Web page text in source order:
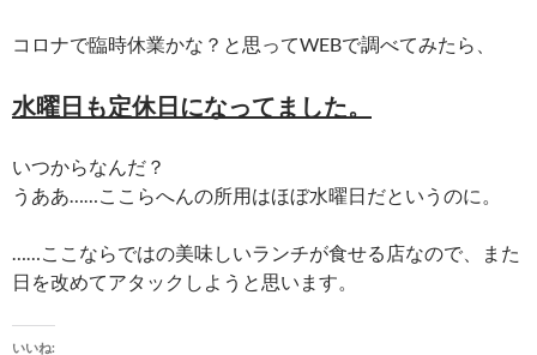
コロナで臨時休業かな？と思ってWEBで調べてみたら、
水曜日も定休日になってました。
いつからなんだ？
うああ……ここらへんの所用はほぼ水曜日だというのに。
……ここならではの美味しいランチが食せる店なので、また
日を改めてアタックしようと思います。
いいね: